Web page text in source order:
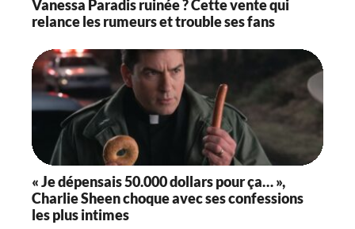
Vanessa Paradis ruinée ? Cette vente qui
relance les rumeurs et trouble ses fans
« Je dépensais 50.000 dollars pour ça… »,
Charlie Sheen choque avec ses confessions
les plus intimes